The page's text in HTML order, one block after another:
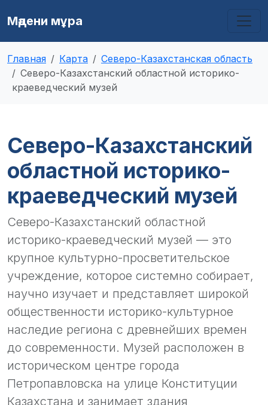
Мәдени мұра
Главная Карта
Северо-Казахстанская область
Северо-Казахстанский областной историко-
краеведческий музей
Северо-Казахстанский
областной историко-
краеведческий музей
Северо-Казахстанский областной
историко-краеведческий музей — это
крупное культурно-просветительское
учреждение, которое системно собирает,
научно изучает и представляет широкой
общественности историко-культурное
наследие региона с древнейших времен
до современности. Музей расположен в
историческом центре города
Петропавловска на улице Конституции
Казахстана и занимает здания